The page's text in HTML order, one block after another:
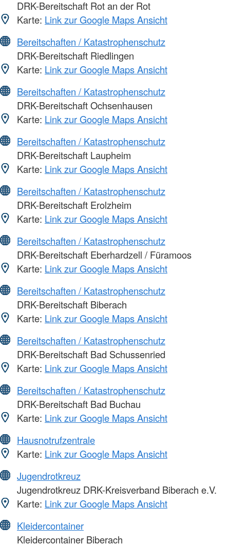
DRK-Bereitschaft Rot an der Rot
Karte: Link zur Google Maps Ansicht
Bereitschaften / Katastrophenschutz
DRK-Bereitschaft Riedlingen
Karte: Link zur Google Maps Ansicht
Bereitschaften / Katastrophenschutz
DRK-Bereitschaft Ochsenhausen
Karte: Link zur Google Maps Ansicht
Bereitschaften / Katastrophenschutz
DRK-Bereitschaft Laupheim
Karte: Link zur Google Maps Ansicht
Bereitschaften / Katastrophenschutz
DRK-Bereitschaft Erolzheim
Karte: Link zur Google Maps Ansicht
Bereitschaften / Katastrophenschutz
DRK-Bereitschaft Eberhardzell / Füramoos
Karte: Link zur Google Maps Ansicht
Bereitschaften / Katastrophenschutz
DRK-Bereitschaft Biberach
Karte: Link zur Google Maps Ansicht
Bereitschaften / Katastrophenschutz
DRK-Bereitschaft Bad Schussenried
Karte: Link zur Google Maps Ansicht
Bereitschaften / Katastrophenschutz
DRK-Bereitschaft Bad Buchau
Karte: Link zur Google Maps Ansicht
Hausnotrufzentrale
Karte: Link zur Google Maps Ansicht
Jugendrotkreuz
Jugendrotkreuz DRK-Kreisverband Biberach e.V.
Karte: Link zur Google Maps Ansicht
Kleidercontainer
Kleidercontainer Biberach